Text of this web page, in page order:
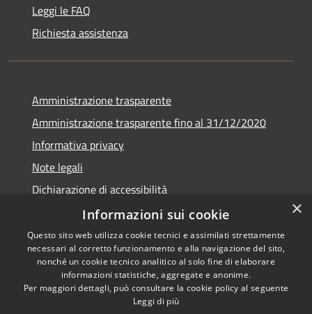
Leggi le FAQ
Richiesta assistenza
Amministrazione trasparente
Amministrazione trasparente fino al 31/12/2020
Informativa privacy
Note legali
Dichiarazione di accessibilità
Accessibilità
Privacy
Copyright © 2026 • Comune di
Teramo • Powered by
Municipium• Accesso
×
Informazioni sui cookie
Questo sito web utilizza cookie tecnici e assimilati strettamente
necessari al corretto funzionamento e alla navigazione del sito,
nonché un cookie tecnico analitico al solo fine di elaborare
informazioni statistiche, aggregate e anonime.
Per maggiori dettagli, può consultare la cookie policy al seguente
Leggi di più